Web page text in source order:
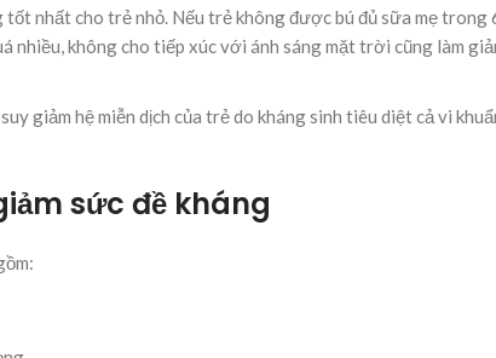
tốt nhất cho trẻ nhỏ. Nếu trẻ không được bú đủ sữa mẹ trong
nhiều, không cho tiếp xúc với ánh sáng mặt trời cũng làm
giảm hệ miễn dịch của trẻ do kháng sinh tiêu diệt cả vi
sức đề kháng